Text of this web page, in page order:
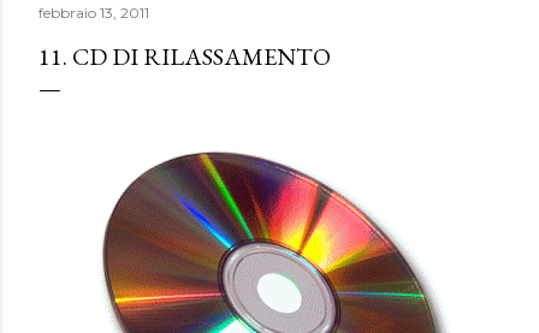
febbraio 13, 2011
11. CD DI RILASSAMENTO